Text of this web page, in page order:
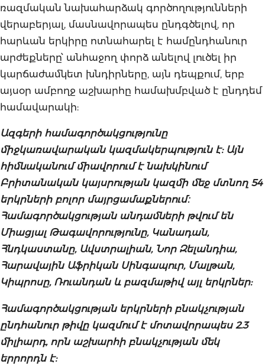
ռազմական նախահարձակ գործողությունների
վերաբերյալ, մասնավորապես ընդգծելով, որ
հարևան երկիրը ոտնահարել է համընդհանուր
արժեքները՝ անհաջող փորձ անելով լուծել իր
կարճաժամկետ խնդիրները, այն դեպքում, երբ
այսօր ամբողջ աշխարհը համախմբված է ընդդեմ
համավարակի:
Ազգերի համագործակցությունը
միջկառավարական կազմակերպություն է: Այն
հիմնականում միավորում է նախկինում
Բրիտանական կայսրության կազմի մեջ մտնող 54
երկրների բոլոր մայրցամաքներում։
Համագործակցության անդամների թվում են
Միացյալ Թագավորությունը, Կանադան,
Հնդկաստանը, Ավստրալիան, Նոր Զելանդիա,
Հարավային Աֆրիկան Սինգապուր, Մալթան,
Կիպրոսը, Ռուանդան և բազմաթիվ այլ երկրներ:
Համագործակցության երկրների բնակչության
ընդհանուր թիվը կազմում է մոտավորապես 2.3
միլիարդ, որն աշխարհի բնակչության մեկ
երրորդն է: